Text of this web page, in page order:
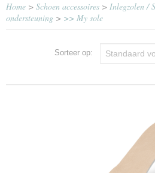
Home > Schoen accessoires > Inlegzolen /
ondersteuning > >> My sole
Sorteer op: